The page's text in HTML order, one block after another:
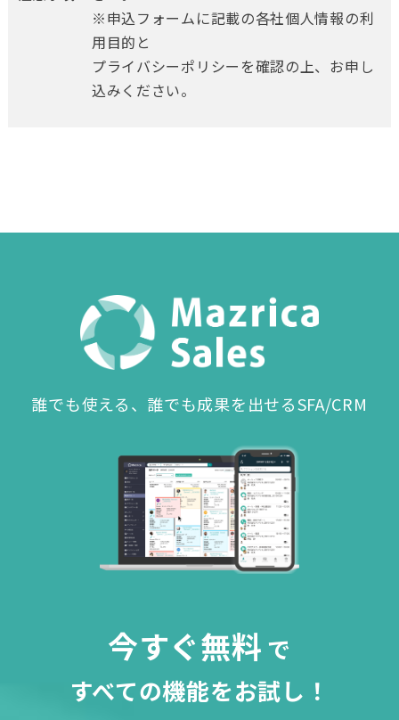
※申込フォームに記載の各社個人情報の利
用目的と
プライバシーポリシーを確認の上、お申し
込みください。
誰でも使える、誰でも成果を出せるSFA/CRM
今すぐ無料 で
すべての機能をお試し！